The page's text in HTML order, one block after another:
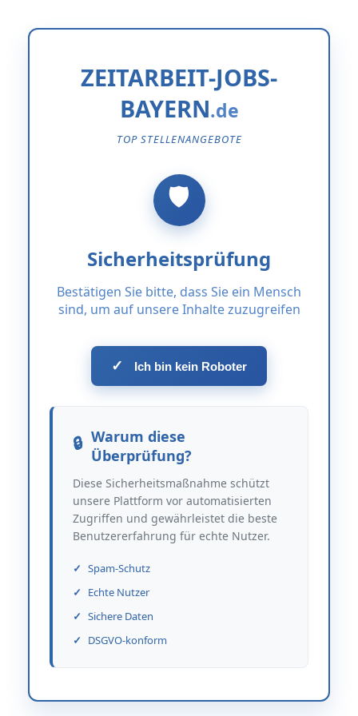
ZEITARBEIT-JOBS-
BAYERN
TOP STELLENANGEBOTE
Sicherheitsprüfung
Bestätigen Sie bitte, dass Sie ein Mensch
sind, um auf unsere Inhalte zuzugreifen
✓ Ich bin kein Roboter
Warum diese
Überprüfung?
Diese Sicherheitsmaßnahme schützt
unsere Plattform vor automatisierten
Zugriffen und gewährleistet die beste
Benutzererfahrung für echte Nutzer.
Spam-Schutz
Echte Nutzer
Sichere Daten
DSGVO-konform